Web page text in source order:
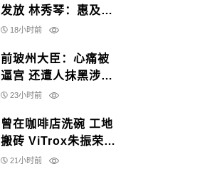
发放 林秀琴：惠及逾
1万人
18小时前
前玻州大臣：心痛被
逼宫 还遭人抹黑涉通
奸23小时前
曾在咖啡店洗碗 工地
搬砖 ViTrox朱振荣
分享逆袭人生
21小时前